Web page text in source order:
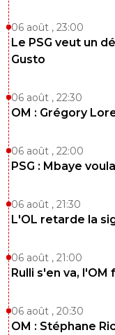
06 août , 23:00
Le PSG veut un
Gusto
06 août , 22:30
OM : Grégory
06 août , 22:00
PSG : Mbaye
06 août , 21:30
L'OL retarde la
06 août , 21:00
Rulli s'en va,
06 août , 20:30
OM : Stéphane